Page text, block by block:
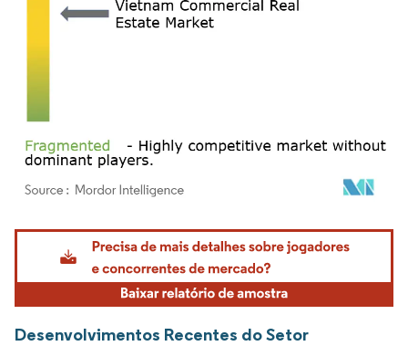
Imagem © Mordor Intelligence. O reuso requer atribuição conforme CC BY 4.0.
Desenvolvimentos Recentes do Setor